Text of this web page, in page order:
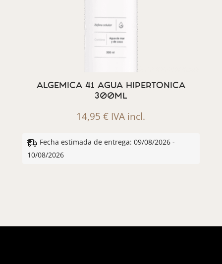
ALGEMICA 41 AGUA HIPERTONICA
300ML
14,95€ IVA incl.
Fecha estimada de entrega: 09/08/2026 -
10/08/2026